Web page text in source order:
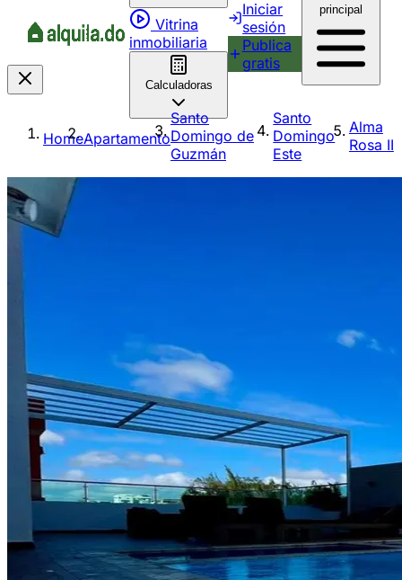
Vitrina
inmobiliaria
Calculadoras
Iniciar
sesión
Publica
gratis
principal
HomeApartamento
Santo
Domingo de
Guzmán
Santo
Domingo
Este
Alma
Rosa II